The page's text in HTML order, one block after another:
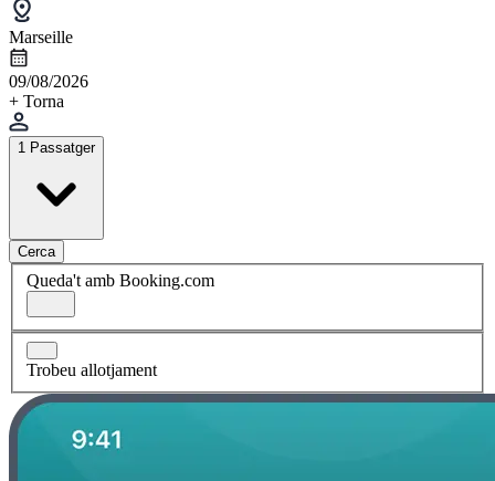
Marseille
09/08/2026
+ Torna
1 Passatger
Cerca
Queda't amb Booking.com
Trobeu allotjament